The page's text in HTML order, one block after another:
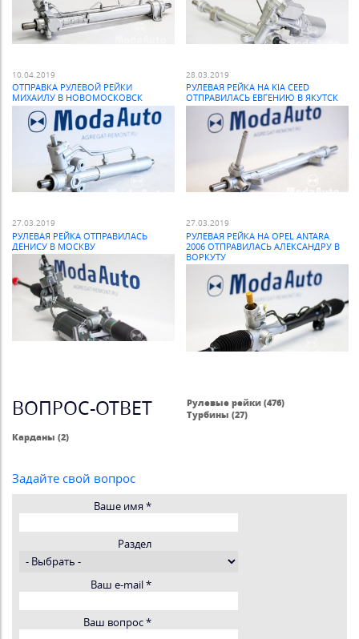
10.04.2019
ОТПРАВКА РУЛЕВОЙ РЕЙКИ
МИХАИЛУ В НОВОМОСКОВСК
28.03.2019
РУЛЕВАЯ РЕЙКА НА KIA CEED
ОТПРАВИЛАСЬ ЕВГЕНИЮ В ЯКУТСК
27.03.2019
РУЛЕВАЯ РЕЙКА ОТПРАВИЛАСЬ
ДЕНИСУ В МОСКВУ
27.03.2019
РУЛЕВАЯ РЕЙКА НА OPEL ANTARA
2006 ОТПРАВИЛАСЬ АЛЕКСАНДРУ В
ВОРКУТУ
ВОПРОС-ОТВЕТ
Рулевые рейки (476)
Турбины (27)
Карданы (2)
Задайте свой вопрос
Ваше имя *
Раздел
Ваш e-mail*
Ваш вопрос*